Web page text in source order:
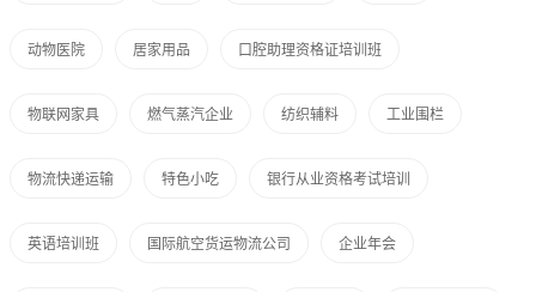
动物医院 居家用品 口腔助理资格证培训班
物联网家具 燃气蒸汽企业 纺织辅料 工业围栏
物流快递运输 特色小吃 银行从业资格考试培训
英语培训班 国际航空货运物流公司 企业年会